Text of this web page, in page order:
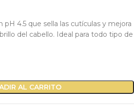
4.5 que sella las cutículas y mejora
del cabello. Ideal para todo tipo de
AL CARRITO